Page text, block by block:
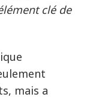
clé de
mais a